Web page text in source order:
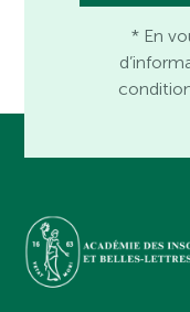
* En